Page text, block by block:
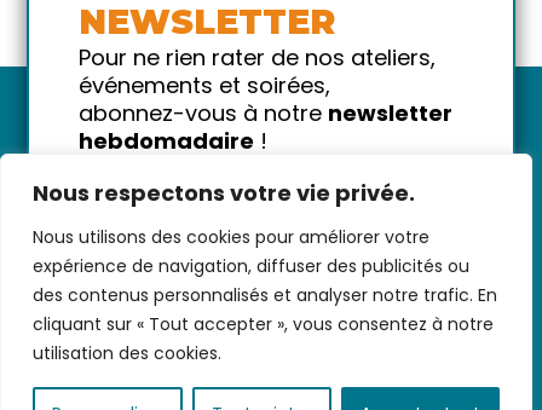
Nous respectons votre vie privée.
Nous utilisons des cookies pour améliorer votre
expérience de navigation, diffuser des publicités ou
des contenus personnalisés et analyser notre trafic. En
cliquant sur « Tout accepter », vous consentez à notre
utilisation des cookies.
Nous contacter-CGV/CGU-Données
personnelles-Infos pratiques- FAQ
NEWSLETTER
Pour ne rien rater de nos ateliers,
événements et soirées,
abonnez-vous à notre newsletter
hebdomadaire !
!
Votre email